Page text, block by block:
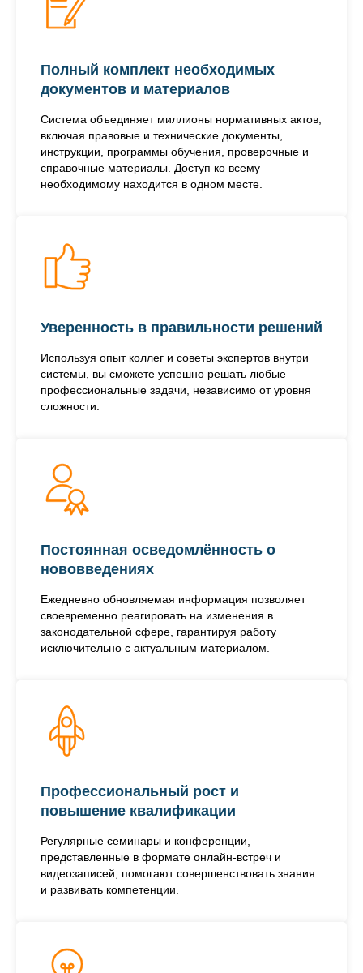
Полный комплект необходимых
документов и материалов
Система объединяет миллионы нормативных актов,
включая правовые и технические документы,
инструкции, программы обучения, проверочные и
справочные материалы. Доступ ко всему
необходимому находится в одном месте.
Уверенность в правильности решений
Используя опыт коллег и советы экспертов внутри
системы, вы сможете успешно решать любые
профессиональные задачи, независимо от уровня
сложности.
Постоянная осведомлённость о
нововведениях
Ежедневно обновляемая информация позволяет
своевременно реагировать на изменения в
законодательной сфере, гарантируя работу
исключительно с актуальным материалом.
Профессиональный рост и
повышение квалификации
Регулярные семинары и конференции,
представленные в формате онлайн-встреч и
видеозаписей, помогают совершенствовать знания
и развивать компетенции.